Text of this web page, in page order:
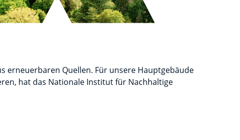
erneuerbaren Quellen. Für unsere Hauptgebäude
hat das Nationale Institut für Nachhaltige